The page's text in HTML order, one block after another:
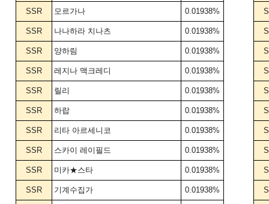
SSR 모르가나 0.01938%
SSR 나나하라 치나츠 0.01938%
SSR 양하림 0.01938%
SSR 레지나 맥크레디 0.01938%
SSR 릴리 0.01938%
SSR 하랍 0.01938%
SSR 리타 아르세니코 0.01938%
SSR 스카이 레이필드 0.01938%
SSR 미카★스타 0.01938%
SSR 기계수집가 0.01938%